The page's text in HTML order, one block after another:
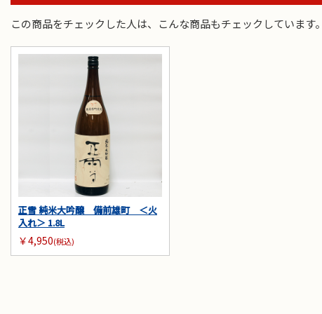
この商品をチェックした人は、こんな商品もチェックしています
正雪 純米大吟醸 備前雄町 ＜火
入れ＞ 1.8L
￥4,950(税込)